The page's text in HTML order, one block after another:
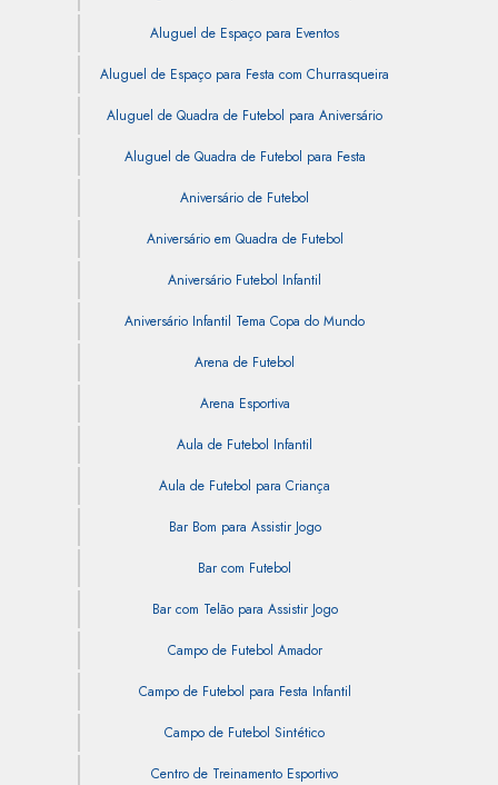
Aluguel de Espaço para Eventos
Aluguel de Espaço para Festa com Churrasqueira
Aluguel de Quadra de Futebol para Aniversário
Aluguel de Quadra de Futebol para Festa
Aniversário de Futebol
Aniversário em Quadra de Futebol
Aniversário Futebol Infantil
Aniversário Infantil Tema Copa do Mundo
Arena de Futebol
Arena Esportiva
Aula de Futebol Infantil
Aula de Futebol para Criança
Bar Bom para Assistir Jogo
Bar com Futebol
Bar com Telão para Assistir Jogo
Campo de Futebol Amador
Campo de Futebol para Festa Infantil
Campo de Futebol Sintético
Centro de Treinamento Esportivo